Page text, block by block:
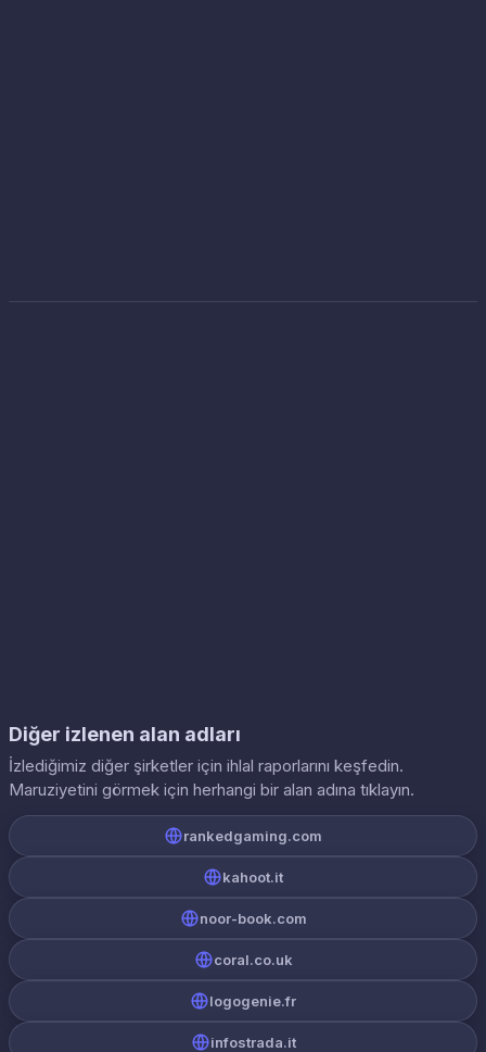
Diğer izlenen alan adları
İzlediğimiz diğer şirketler için ihlal raporlarını keşfedin.
Maruziyetini görmek için herhangi bir alan adına tıklayın.
rankedgaming.com
kahoot.it
noor-book.com
coral.co.uk
logogenie.fr
infostrada.it